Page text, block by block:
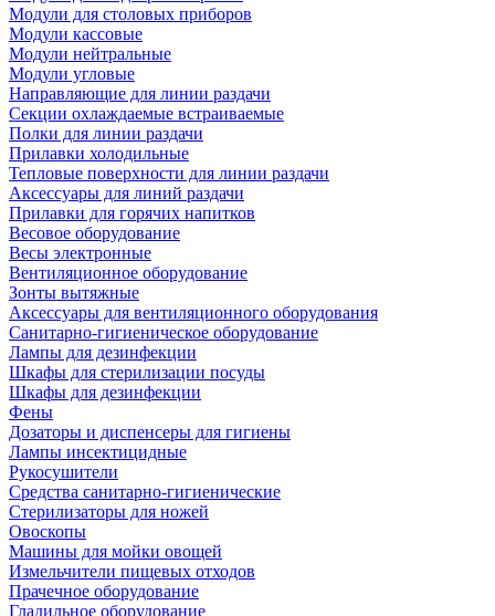
Модули для столовых приборов
Модули кассовые
Модули нейтральные
Модули угловые
Направляющие для линии раздачи
Секции охлаждаемые встраиваемые
Полки для линии раздачи
Прилавки холодильные
Тепловые поверхности для линии раздачи
Аксессуары для линий раздачи
Прилавки для горячих напитков
Весовое оборудование
Весы электронные
Вентиляционное оборудование
Зонты вытяжные
Аксессуары для вентиляционного оборудования
Санитарно-гигиеническое оборудование
Лампы для дезинфекции
Шкафы для стерилизации посуды
Шкафы для дезинфекции
Фены
Дозаторы и диспенсеры для гигиены
Лампы инсектицидные
Рукосушители
Средства санитарно-гигиенические
Стерилизаторы для ножей
Овоскопы
Машины для мойки овощей
Измельчители пищевых отходов
Прачечное оборудование
Гладильное оборудование